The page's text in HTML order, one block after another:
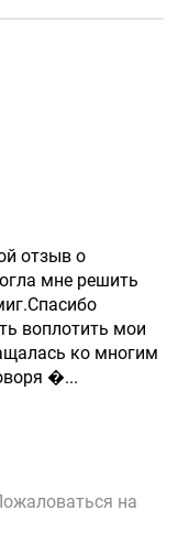
отзыв о
мне решить
воплотить мои
ко многим
�...
на